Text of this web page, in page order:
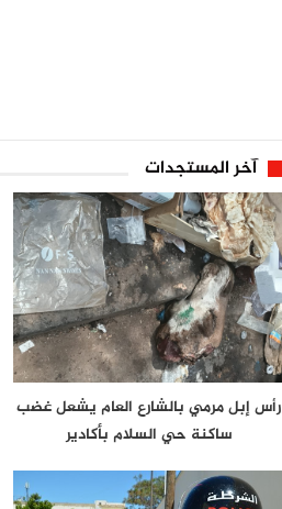
آخر المستجدات
رأس إبل مرمي بالشارع العام يشعل غضب
ساكنة حي السلام بأكادير